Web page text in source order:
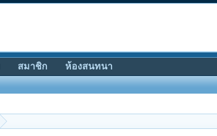
สมาชิก ห้องสนทนา